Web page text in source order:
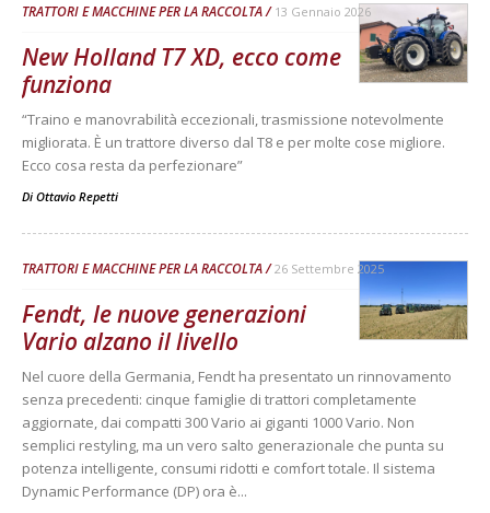
TRATTORI E MACCHINE PER LA RACCOLTA 13 Gennaio 2026
New Holland T7 XD, ecco come
funziona
“Traino e manovrabilità eccezionali, trasmissione notevolmente
migliorata. È un trattore diverso dal T8 e per molte cose migliore.
Ecco cosa resta da perfezionare”
Di Ottavio Repetti
TRATTORI E MACCHINE PER LA RACCOLTA 26 Settembre 2025
Fendt, le nuove generazioni
Vario alzano il livello
Nel cuore della Germania, Fendt ha presentato un rinnovamento
senza precedenti: cinque famiglie di trattori completamente
aggiornate, dai compatti 300 Vario ai giganti 1000 Vario. Non
semplici restyling, ma un vero salto generazionale che punta su
potenza intelligente, consumi ridotti e comfort totale. Il sistema
Dynamic Performance (DP) ora è...